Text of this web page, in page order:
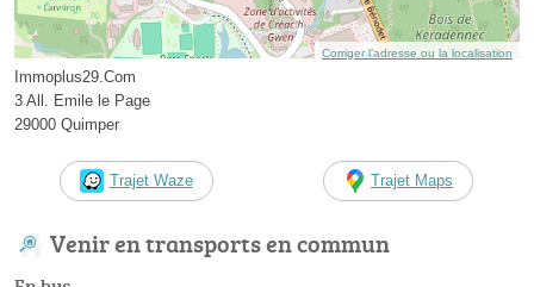
Corriger l’adresse ou la localisation
Immoplus29.Com
3 All. Emile le Page
29000 Quimper
Trajet Waze Trajet Maps
Venir en transports en commun